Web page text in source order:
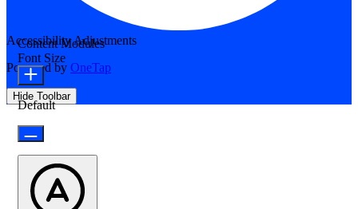
Accessibility Adjustments
Powered by OneTap
Hide Toolbar
Content Modules
Font Size
Default